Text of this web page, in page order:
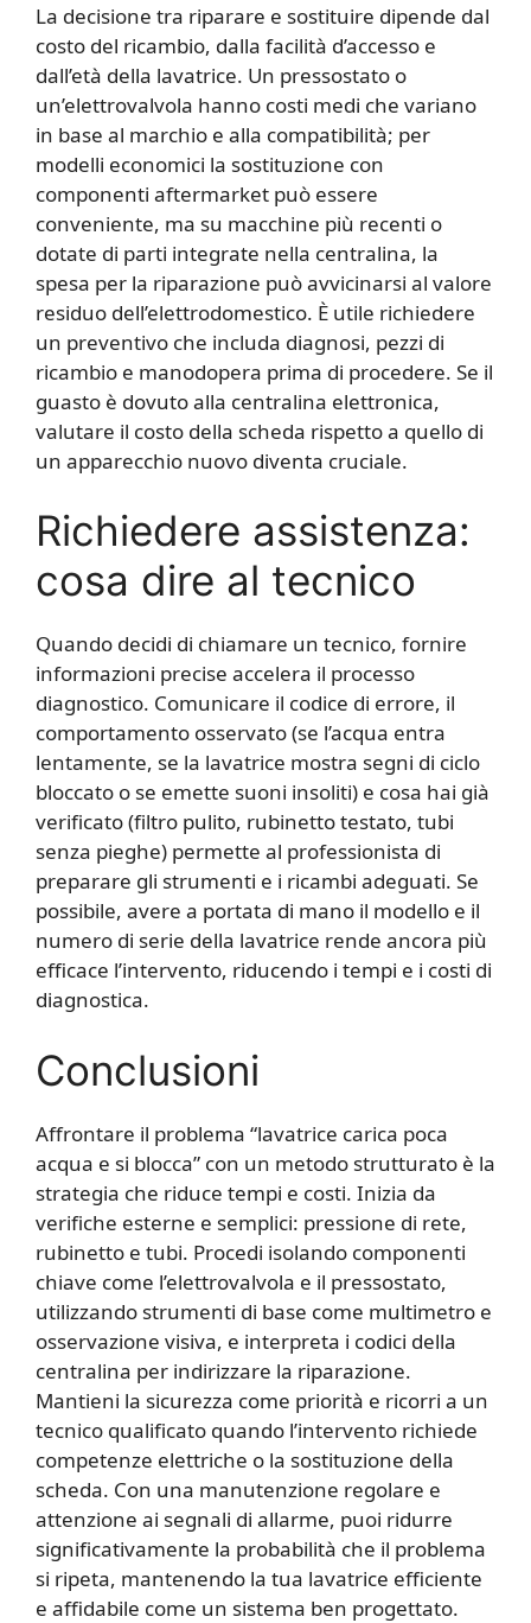
La decisione tra riparare e sostituire dipende dal
costo del ricambio, dalla facilità d’accesso e
dall’età della lavatrice. Un pressostato o
un’elettrovalvola hanno costi medi che variano
in base al marchio e alla compatibilità; per
modelli economici la sostituzione con
componenti aftermarket può essere
conveniente, ma su macchine più recenti o
dotate di parti integrate nella centralina, la
spesa per la riparazione può avvicinarsi al valore
residuo dell’elettrodomestico. È utile richiedere
un preventivo che includa diagnosi, pezzi di
ricambio e manodopera prima di procedere. Se il
guasto è dovuto alla centralina elettronica,
valutare il costo della scheda rispetto a quello di
un apparecchio nuovo diventa cruciale.
Richiedere assistenza:
cosa dire al tecnico
Quando decidi di chiamare un tecnico, fornire
informazioni precise accelera il processo
diagnostico. Comunicare il codice di errore, il
comportamento osservato (se l’acqua entra
lentamente, se la lavatrice mostra segni di ciclo
bloccato o se emette suoni insoliti) e cosa hai già
verificato (filtro pulito, rubinetto testato, tubi
senza pieghe) permette al professionista di
preparare gli strumenti e i ricambi adeguati. Se
possibile, avere a portata di mano il modello e il
numero di serie della lavatrice rende ancora più
efficace l’intervento, riducendo i tempi e i costi di
diagnostica.
Conclusioni
Affrontare il problema “lavatrice carica poca
acqua e si blocca” con un metodo strutturato è la
strategia che riduce tempi e costi. Inizia da
verifiche esterne e semplici: pressione di rete,
rubinetto e tubi. Procedi isolando componenti
chiave come l’elettrovalvola e il pressostato,
utilizzando strumenti di base come multimetro e
osservazione visiva, e interpreta i codici della
centralina per indirizzare la riparazione.
Mantieni la sicurezza come priorità e ricorri a un
tecnico qualificato quando l’intervento richiede
competenze elettriche o la sostituzione della
scheda. Con una manutenzione regolare e
attenzione ai segnali di allarme, puoi ridurre
significativamente la probabilità che il problema
si ripeta, mantenendo la tua lavatrice efficiente
e affidabile come un sistema ben progettato.